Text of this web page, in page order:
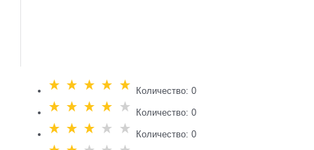
Количество: 0
Количество: 0
Количество: 0